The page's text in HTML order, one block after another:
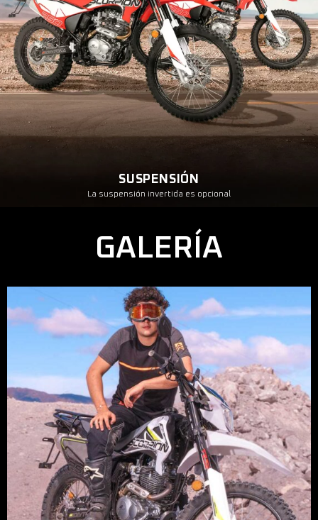
SUSPENSIÓN
La suspensión invertida es opcional
GALERÍA